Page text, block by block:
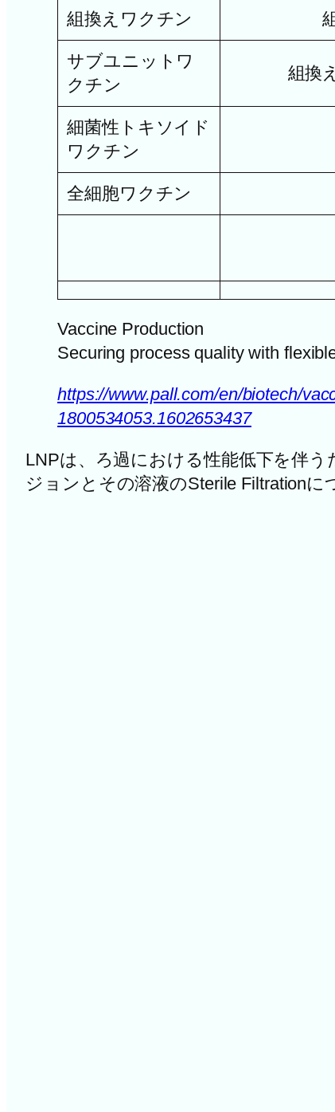
組換えワクチン
サブユニットワ
クチン
組換
細菌性トキソイド
ワクチン
全細胞ワクチン
Vaccine Production
Securing process quality with
https://www.pall.com/en/biotech/
1800534053.1602653437
LNPは、ろ過における性能低下を伴
ジョンとその溶液のSterile Filtrationに